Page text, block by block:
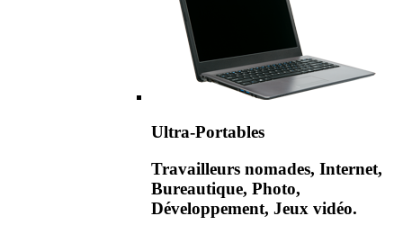
Ultra-Portables
Travailleurs nomades, Internet,
Bureautique, Photo,
Développement, Jeux vidéo.